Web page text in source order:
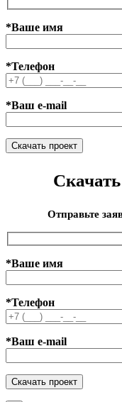
*Ваше имя
*Телефон
*Ваш e-mail
Отправьте
*Ваше имя
*Телефон
*Ваш e-mail